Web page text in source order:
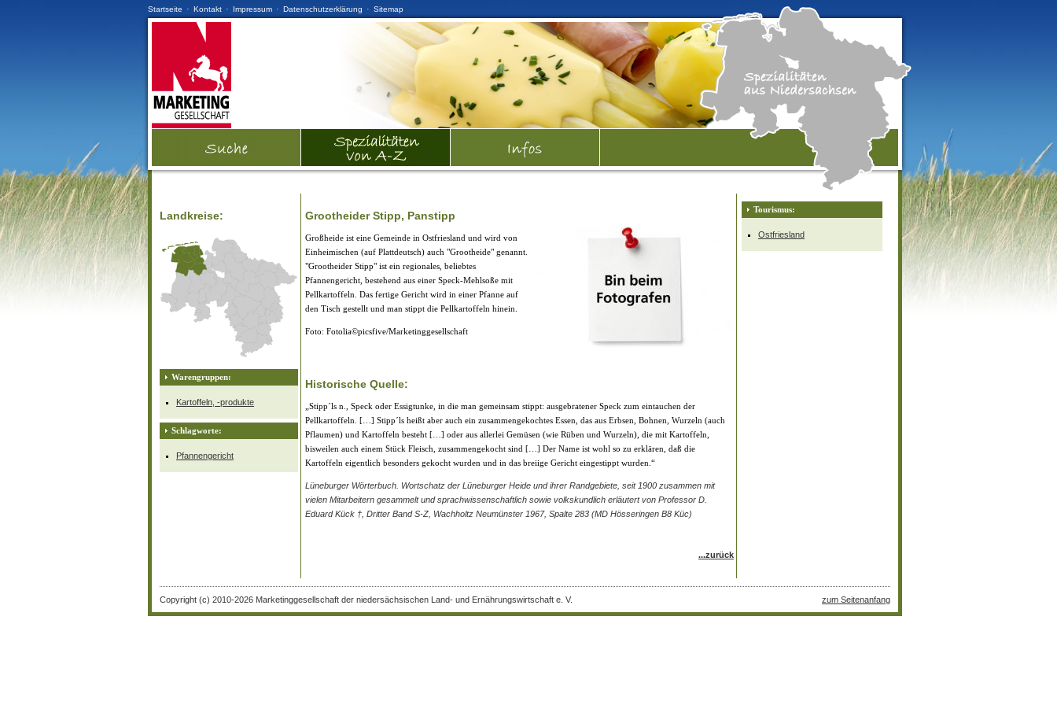
Startseite · Kontakt · Impressum · Datenschutzerklärung · Sitemap
Landkreise:
Warengruppen:
Kartoffeln, -produkte
Schlagworte:
Pfannengericht
Grootheider Stipp, Panstipp
Großheide ist eine Gemeinde in Ostfriesland und wird von
Einheimischen (auf Plattdeutsch) auch "Grootheide" genannt.
"Grootheider Stipp" ist ein regionales, beliebtes
Pfannengericht, bestehend aus einer Speck-Mehlsoße mit
Pellkartoffeln. Das fertige Gericht wird in einer Pfanne auf
den Tisch gestellt und man stippt die Pellkartoffeln hinein.
Foto: Fotolia©picsfive/Marketinggesellschaft
Historische Quelle:
„Stipp´ls n., Speck oder Essigtunke, in die man gemeinsam stippt: ausgebratener Speck zum eintauchen der
Pellkartoffeln. […] Stipp´ls heißt aber auch ein zusammengekochtes Essen, das aus Erbsen, Bohnen, Wurzeln (auch
Pflaumen) und Kartoffeln besteht […] oder aus allerlei Gemüsen (wie Rüben und Wurzeln), die mit Kartoffeln,
bisweilen auch einem Stück Fleisch, zusammengekocht sind […] Der Name ist wohl so zu erklären, daß die
Kartoffeln eigentlich besonders gekocht wurden und in das breiige Gericht eingestippt wurden.“
Lüneburger Wörterbuch. Wortschatz der Lüneburger Heide und ihrer Randgebiete, seit 1900 zusammen mit
vielen Mitarbeitern gesammelt und sprachwissenschaftlich sowie volkskundlich erläutert von Professor D.
Eduard Kück †, Dritter Band S-Z, Wachholtz Neumünster 1967, Spalte 283 (MD Hösseringen B8 Küc)
...zurück
Tourismus:
Ostfriesland
Copyright (c) 2010-2026 Marketinggesellschaft der niedersächsischen Land- und Ernährungswirtschaft e. V. zum Seitenanfang